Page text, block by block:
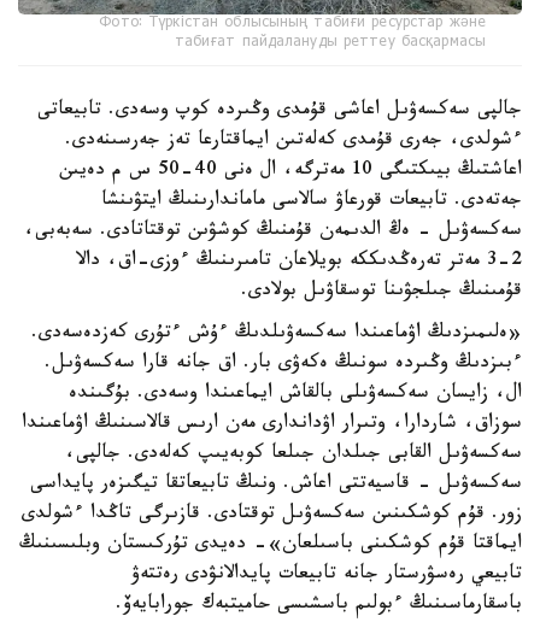
Фото: Түркістан облысының табиғи ресурстар және
табиғат пайдалануды реттеу басқармасы
جالپى سەكسەۋىل اعاشى قۇمدى وڭىردە كوپ وسەدى. تابيعاتى
ءشولدى، جەرى قۇمدى كەلەتىن ايماقتارعا تەز جەرسىنەدى.
اعاشتىڭ بيىكتىگى 10 مەترگە، ال ەنى 40-50 س م دەيىن
جەتەدى. تابيعات قورعاۋ سالاسى ماماندارىنىڭ ايتۋىنشا
سەكسەۋىل - ەڭ الدىمەن قۇمنىڭ كوشۋىن توقتاتادى. سەبەبى،
2-3 مەتر تەرەڭدىككە بويلاعان تامىرىنىڭ ءوزى-اق، دالا
قۇمىنىڭ جىلجۋىنا توسقاۋىل بولادى.
«ەلىمىزدىڭ اۋماعىندا سەكسەۋىلدىڭ ءۇش ءتۇرى كەزدەسەدى.
ءبىزدىڭ وڭىردە سونىڭ ەكەۋى بار. اق جانە قارا سەكسەۋىل.
ال، زايسان سەكسەۋىلى بالقاش ايماعىندا وسەدى. بۇگىندە
سوزاق، شاردارا، وتىرار اۋداندارى مەن ارىس قالاسىنىڭ اۋماعىندا
سەكسەۋىل القابى جىلدان جىلعا كوبەيىپ كەلەدى. جالپى،
سەكسەۋىل - قاسيەتتى اعاش. ونىڭ تابيعاتقا تيگىزەر پايداسى
زور. قۇم كوشكىنىن سەكسەۋىل توقتادى. قازىرگى تاڭدا ءشولدى
ايماقتا قۇم كوشكىنى باسىلعان»- دەيدى تۇركىستان وبلىسىنىڭ
تابيعي رەسۋرستار جانە تابيعات پايدالانۋدى رەتتەۋ
باسقارماسىنىڭ ءبولىم باسشىسى حاميتبەك جورابايەۆ.